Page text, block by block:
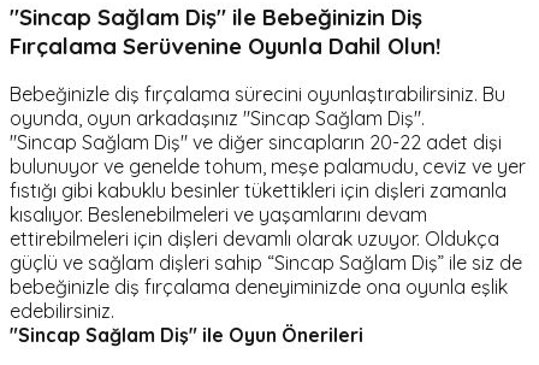
"Sincap Sağlam Diş" ile Bebeğinizin Diş
Fırçalama Serüvenine Oyunla Dahil Olun!
Bebeğinizle diş fırçalama sürecini oyunlaştırabilirsiniz. Bu
oyunda, oyun arkadaşınız "Sincap Sağlam Diş".
"Sincap Sağlam Diş" ve diğer sincapların 20-22 adet dişi
bulunuyor ve genelde tohum, meşe palamudu, ceviz ve yer
fıstığı gibi kabuklu besinler tükettikleri için dişleri zamanla
kısalıyor. Beslenebilmeleri ve yaşamlarını devam
ettirebilmeleri için dişleri devamlı olarak uzuyor. Oldukça
güçlü ve sağlam dişleri sahip “Sincap Sağlam Diş” ile siz de
bebeğinizle diş fırçalama deneyiminizde ona oyunla eşlik
edebilirsiniz.
"Sincap Sağlam Diş" ile Oyun Önerileri